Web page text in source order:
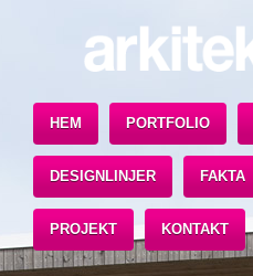
HEM PORTFOLIO
DESIGNLINJER FAKTA
PROJEKT KONTAKT